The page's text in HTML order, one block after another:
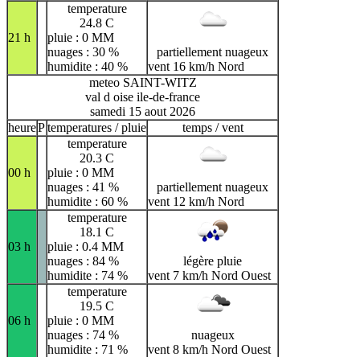
21 h
temperature
24.8 C
pluie : 0 MM
nuages : 30 %
humidite : 40 %
partiellement nuageux
vent 16 km/h Nord
meteo SAINT-WITZ
val d oise ile-de-france
samedi 15 aout 2026
heurePtemperatures / pluie temps / vent
00 h
temperature
20.3 C
pluie : 0 MM
nuages : 41 %
humidite : 60 %
partiellement nuageux
vent 12 km/h Nord
03 h
temperature
18.1 C
pluie : 0.4 MM
nuages : 84 %
humidite : 74 %
légère pluie
vent 7 km/h Nord Ouest
06 h
temperature
19.5 C
pluie : 0 MM
nuages : 74 %
humidite : 71 %
nuageux
vent 8 km/h Nord Ouest